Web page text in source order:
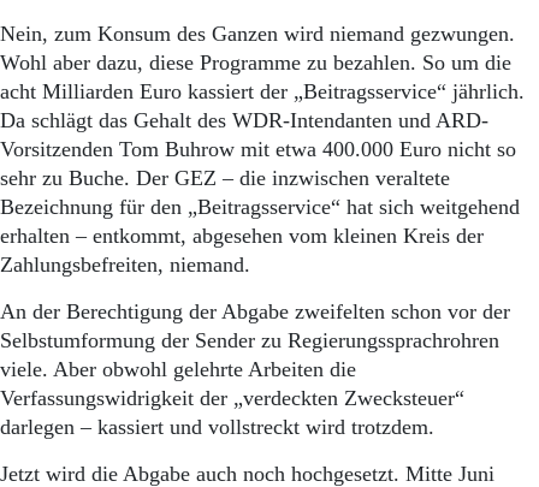
Nein, zum Konsum des Ganzen wird niemand gezwungen.
Wohl aber dazu, diese Programme zu bezahlen. So um die
acht Milliarden Euro kassiert der „Beitragsservice“ jährlich.
Da schlägt das Gehalt des WDR-Intendanten und ARD-
Vorsitzenden Tom Buhrow mit etwa 400.000 Euro nicht so
sehr zu Buche. Der GEZ – die inzwischen veraltete
Bezeichnung für den „Beitragsservice“ hat sich weitgehend
erhalten – entkommt, abgesehen vom kleinen Kreis der
Zahlungsbefreiten, niemand.
An der Berechtigung der Abgabe zweifelten schon vor der
Selbstumformung der Sender zu Regierungssprachrohren
viele. Aber obwohl gelehrte Arbeiten die
Verfassungswidrigkeit der „verdeckten Zwecksteuer“
darlegen – kassiert und vollstreckt wird trotzdem.
Jetzt wird die Abgabe auch noch hochgesetzt. Mitte Juni